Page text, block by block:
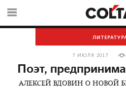
7 ИЮЛЯ 2017
Поэт,
АЛЕКСЕЙ ВДОВИН О НОВОЙ